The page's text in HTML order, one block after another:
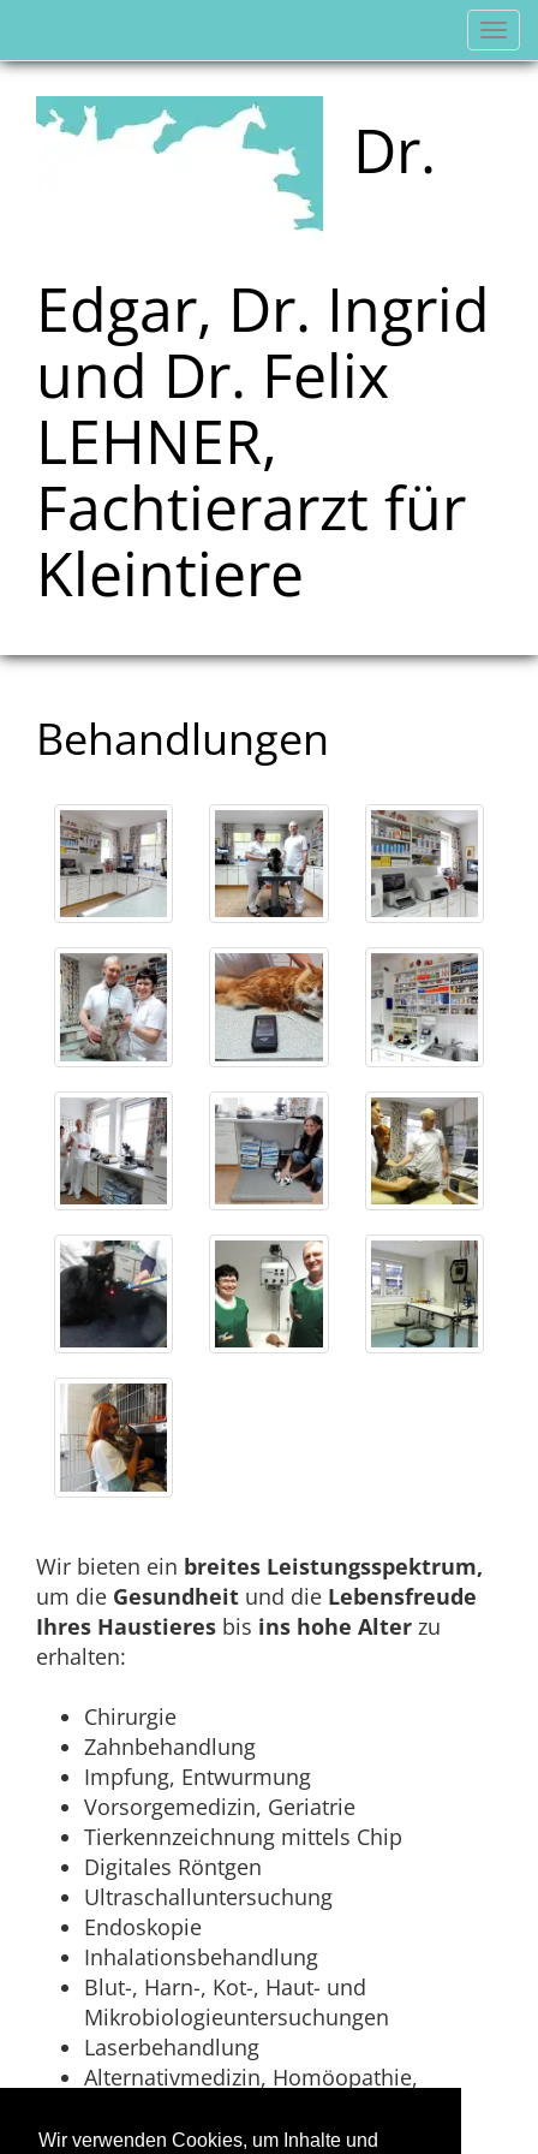
Wir verwenden Cookies, um Inhalte und
Dr.
Edgar, Dr. Ingrid
und Dr. Felix
LEHNER,
Fachtierarzt für
Kleintiere
Behandlungen
Wir bieten ein breites Leistungsspektrum,
um die Gesundheit und die Lebensfreude
Ihres Haustieres bis ins hohe Alter zu
erhalten:
Chirurgie
Zahnbehandlung
Impfung, Entwurmung
Vorsorgemedizin, Geriatrie
Tierkennzeichnung mittels Chip
Digitales Röntgen
Ultraschalluntersuchung
Endoskopie
Inhalationsbehandlung
Blut-, Harn-, Kot-, Haut- und
Mikrobiologieuntersuchungen
Laserbehandlung
Alternativmedizin, Homöopathie,
Akupunktur